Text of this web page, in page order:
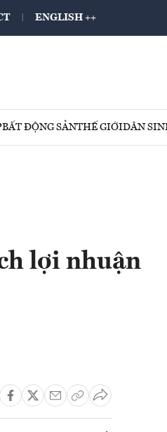
ENGLISH ++
BẤT ĐỘNG SẢNTHẾ GIỚIDÂN
lợi nhuận